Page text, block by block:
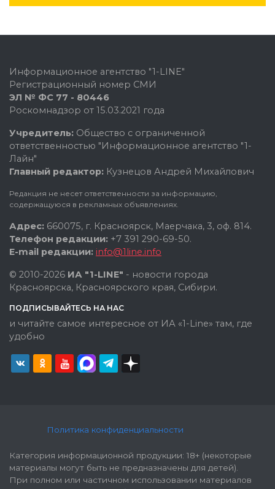
Информационное агентство "1-LINE"
Регистрационный номер СМИ
ЭЛ № ФС 77 - 80446
Роскомнадзор от 15.03.2021 года
Учредитель: Общество с ограниченной
ответственностью "Информационное агентство "1-
Лайн"
Главный редактор: Кузнецов Андрей Михайлович
Редакция не несет ответственности за информацию,
содержащуюся в рекламных объявлениях.
Адрес: 660075, г. Красноярск, Маерчака, 3, оф. 814.
Телефон редакции: +7 391 290-69-50.
E-mail редакции: info@1line.info
© 2010-2026 ИА "1-LINE" - новости города
Красноярска, Красноярского края, Сибири.
ПОДПИСЫВАЙТЕСЬ НА НАС
и читайте самое интересное от ИА «1-Line» там, где
удобно
Политика конфиденциальности
Категория информационной продукции: 18+ (некоторые
материалы могут быть не предназначены для детей).
При полном или частичном использовании материалов